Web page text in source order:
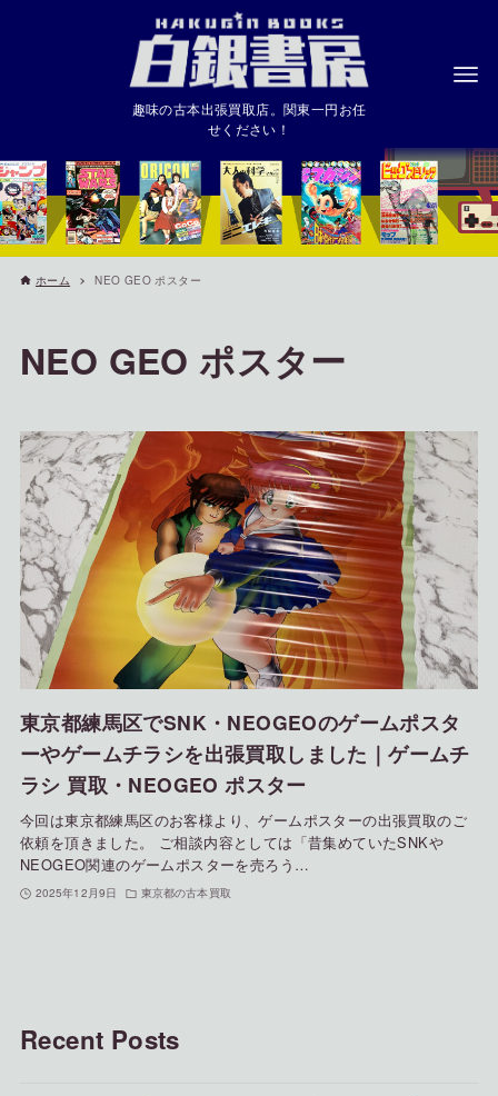
趣味の古本出張買取店。関東一円お任
せください！
ホーム NEO GEO ポスター
NEO GEO ポスター
東京都練馬区でSNK・NEOGEOのゲームポスタ
ーやゲームチラシを出張買取しました｜ゲームチ
ラシ 買取・NEOGEO ポスター
今回は東京都練馬区のお客様より、ゲームポスターの出張買取のご
依頼を頂きました。 ご相談内容としては「昔集めていたSNKや
NEOGEO関連のゲームポスターを売ろう…
2025年12月9日 東京都の古本買取
Recent Posts